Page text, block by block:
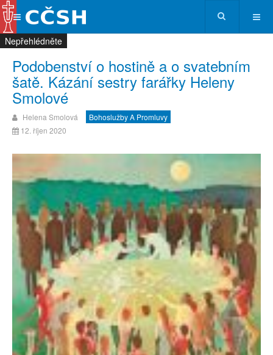
Podobenství o hostině a o svatebním
šatě. Kázání sestry farářky Heleny
Smolové
Helena Smolová
Bohoslužby A Promluvy
12. říjen 2020
Nepřehlédněte
Nepřehlédněte
Nepřehlédněte
Nepřehlédněte